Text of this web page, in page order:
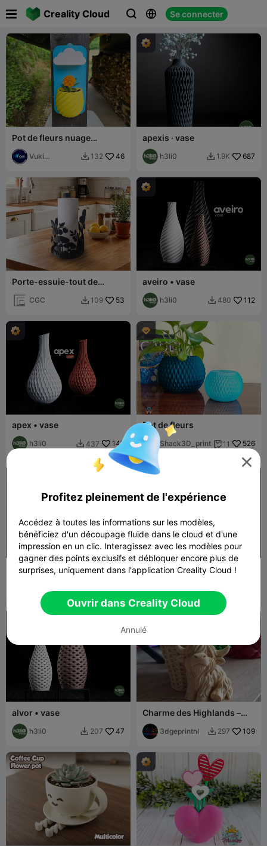
Creality Cloud   Se connecter
 
Pot de fleurs nuage
pluvieux
Vuki
 132 46
apexis · vase
h3li0  1.9K 687
Porte-essuie-tout de
CGC  109 53
aveiro • vase
h3li0  480 112
apex • vase
h3li0  437 147

Pot de fleurs
Shack3D_print  11 526
Cellform - Vase Voronoi vanta · vase
alvor • vase
h3li0  207 47
Charme des Highlands –
Panier jardinière douillet de
la vache Highland
3dgeprintnl  297 109

Profitez pleinement de l'expérience
Accédez à toutes les informations sur les modèles,
bénéficiez d'un découpage fluide dans le cloud et d'une
impression en un clic. Interagissez avec les modèles pour
gagner des points exclusifs et débloquer encore plus de
surprises, uniquement dans l'application Creality Cloud !
Ouvrir dans Creality Cloud
Annulé